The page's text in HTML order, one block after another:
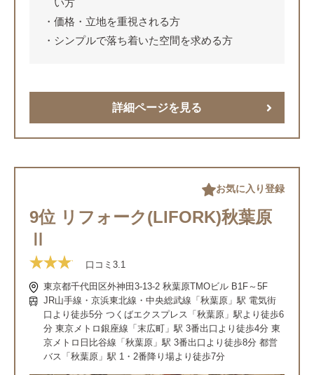
い方
価格・立地を重視される方
シンプルで落ち着いた空間を求める方
詳細ページを見る
9位 リフォーク(LIFORK)秋葉原
口コミ 3.1
東京都千代田区外神田3-13-2 秋葉原TMOビル B1F～5F
JR山手線・京浜東北線・中央総武線「秋葉原」駅 電気街
口より徒歩5分 つくばエクスプレス「秋葉原」駅より徒歩6
分 東京メトロ銀座線「末広町」駅 3番出口より徒歩4分 東
京メトロ日比谷線「秋葉原」駅 3番出口より徒歩8分 都営
バス「秋葉原」駅 1・2番降り場より徒歩7分
お気に入り登録